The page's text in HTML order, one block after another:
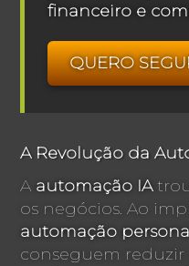
financeiro e
QUERO
A Revolução da
A automação IA
os negócios. Ao
automação
conseguem